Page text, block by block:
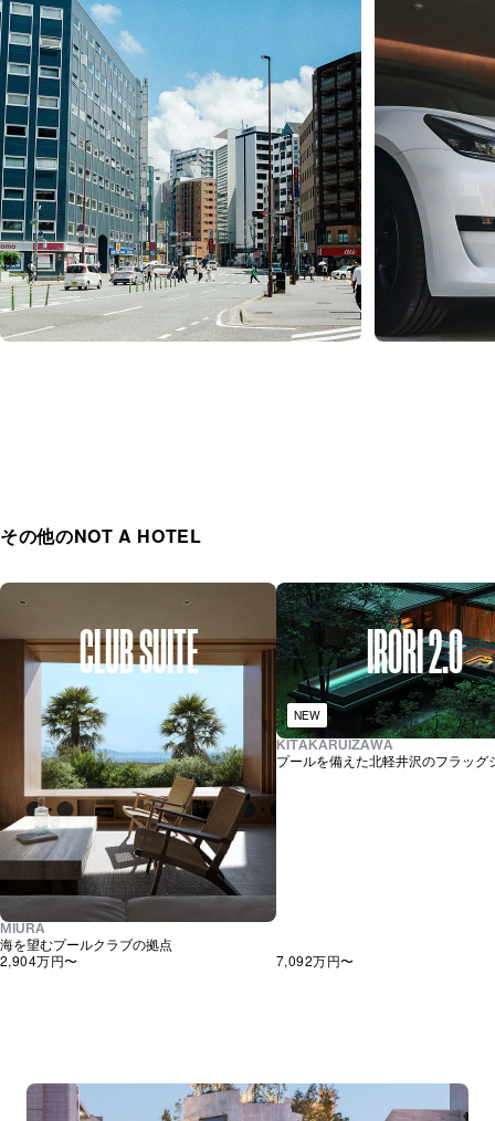
その他のNOT A HOTEL
CLUB SUITE
MIURA
海を望むプールクラブの拠点
2,904万円〜
IRORI 2.0
NEW
KITAKARUIZAWA
プールを備えた北軽井沢のフラッグ
7,092万円〜